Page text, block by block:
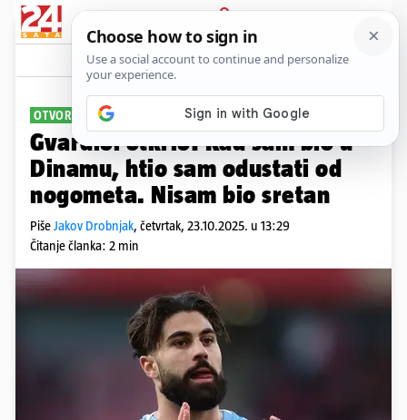
PRIJAVA
Sport Komentari
OTVORIO DUŠU
Gvardiol otkrio: Kad sam bio u
Dinamu, htio sam odustati od
nogometa. Nisam bio sretan
PišeJakov Drobnjak, četvrtak, 23.10.2025. u 13:29
Čitanje članka: 2 min